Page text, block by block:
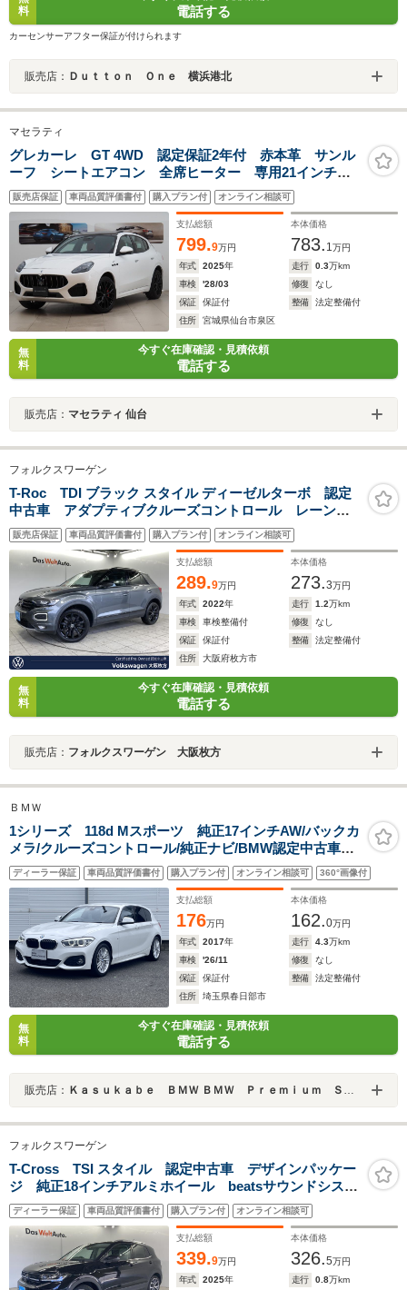
料
電話する
カーセンサーアフター保証が付けられます
販売店： Ｄｕｔｔｏｎ Ｏｎｅ 横浜港北
マセラティ
グレカーレ GT 4WD 認定保証2年付 赤本革 サンル
ーフ シートエアコン 全席ヒーター 専用21インチア
ルミ 後部座席エアコン調整 ハンドルヒーター スカ
イフックサス 衝突軽減 LEDヘッドライト 2.0ETC
販売店保証 車両品質評価書付 購入プラン付 オンライン相談可
支払総額
799.9万円
本体価格
783. 1万円
年式
2025年 走行 0.3万km
車検
'28/03 修復
なし
保証
保証付 整備
法定整備付
住所
宮城県仙台市泉区
無
料
今すぐ在庫確認・見積依頼
電話する
販売店： マセラティ 仙台
フォルクスワーゲン
T-Roc TDI ブラック スタイル ディーゼルターボ 認定
中古車 アダプティブクルーズコントロール レーンキ
ープアシスト プリクラッシュブレーキ LEDヘッドラ
ンプ ブラックルーフレール 純正18インチアルミホイ
ール パワーバックドア スマートエントリー
販売店保証 車両品質評価書付 購入プラン付 オンライン相談可
支払総額
289.9万円
本体価格
273.3万円
年式
2022年 走行 1.2万km
車検
車検整備付 修復
なし
保証
保証付 整備
法定整備付
住所
大阪府枚方市
無
料
今すぐ在庫確認・見積依頼
電話する
販売店： フォルクスワーゲン 大阪枚方
ＢＭＷ
1シリーズ 118d Mスポーツ 純正17インチAW/バックカ
メラ/クルーズコントロール/純正ナビ/BMW認定中古車保
証
ディーラー保証 車両品質評価書付 購入プラン付 オンライン相談可 360°画像付
支払総額
176万円
本体価格
162.0万円
年式
2017年 走行 4.3万km
車検
'26/11 修復
なし
保証
保証付 整備
法定整備付
住所
埼玉県春日部市
無
料
今すぐ在庫確認・見積依頼
電話する
販売店： Ｋａｓｕｋａｂｅ ＢＭＷ ＢＭＷ Ｐｒｅｍｉｕｍ Ｓｅｌｅｃｔｉｏｎ 春日部
フォルクスワーゲン
T-Cross TSI スタイル 認定中古車 デザインパッケー
ジ 純正18インチアルミホイール beatsサウンドシステ
ム マトリックスLEDヘッドランプ オールインセーフテ
ィ デジタルコックピットプロ シートヒーター スマ
ートエントリー
ディーラー保証 車両品質評価書付 購入プラン付 オンライン相談可
支払総額
339.9万円
本体価格
326.5万円
年式
2025年 走行 0.8万km